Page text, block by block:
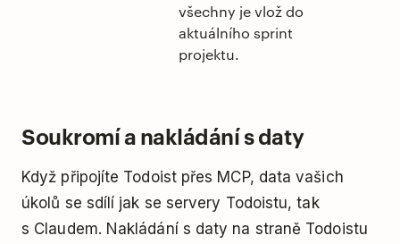
všechny je vlož do
aktuálního sprint
projektu.
Soukromí a nakládání s daty
Když připojíte Todoist přes MCP, data vašich
úkolů se sdílí jak se servery Todoistu, tak
s Claudem. Nakládání s daty na straně Todoistu